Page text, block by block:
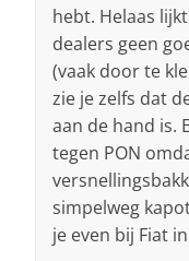
hebt. Helaas
dealers geen
(vaak door te
zie je zelfs dat
aan de hand is.
tegen PON
simpelweg
je even bij Fiat